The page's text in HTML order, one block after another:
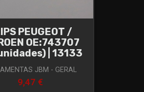
PEUGEOT /
OE:743707
| 13133
JBM - GERAL
9,47 €